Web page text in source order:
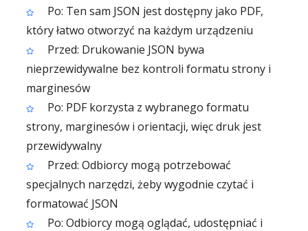
Po: Ten sam JSON jest dostępny jako PDF,
który łatwo otworzyć na każdym urządzeniu
Przed: Drukowanie JSON bywa
nieprzewidywalne bez kontroli formatu strony i
marginesów
Po: PDF korzysta z wybranego formatu
strony, marginesów i orientacji, więc druk jest
przewidywalny
Przed: Odbiorcy mogą potrzebować
specjalnych narzędzi, żeby wygodnie czytać i
formatować JSON
Po: Odbiorcy mogą oglądać, udostępniać i